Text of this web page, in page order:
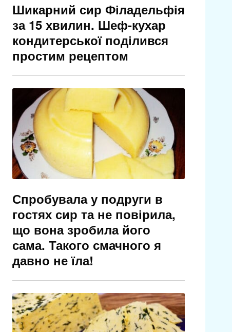
Шикарний сир Філадельфія
за 15 хвилин. Шеф-кухар
кондитерської поділився
простим рецептом
Спробувала у подруги в
гостях сир та не повірила,
що вона зробила його
сама. Такого смачного я
давно не їла!